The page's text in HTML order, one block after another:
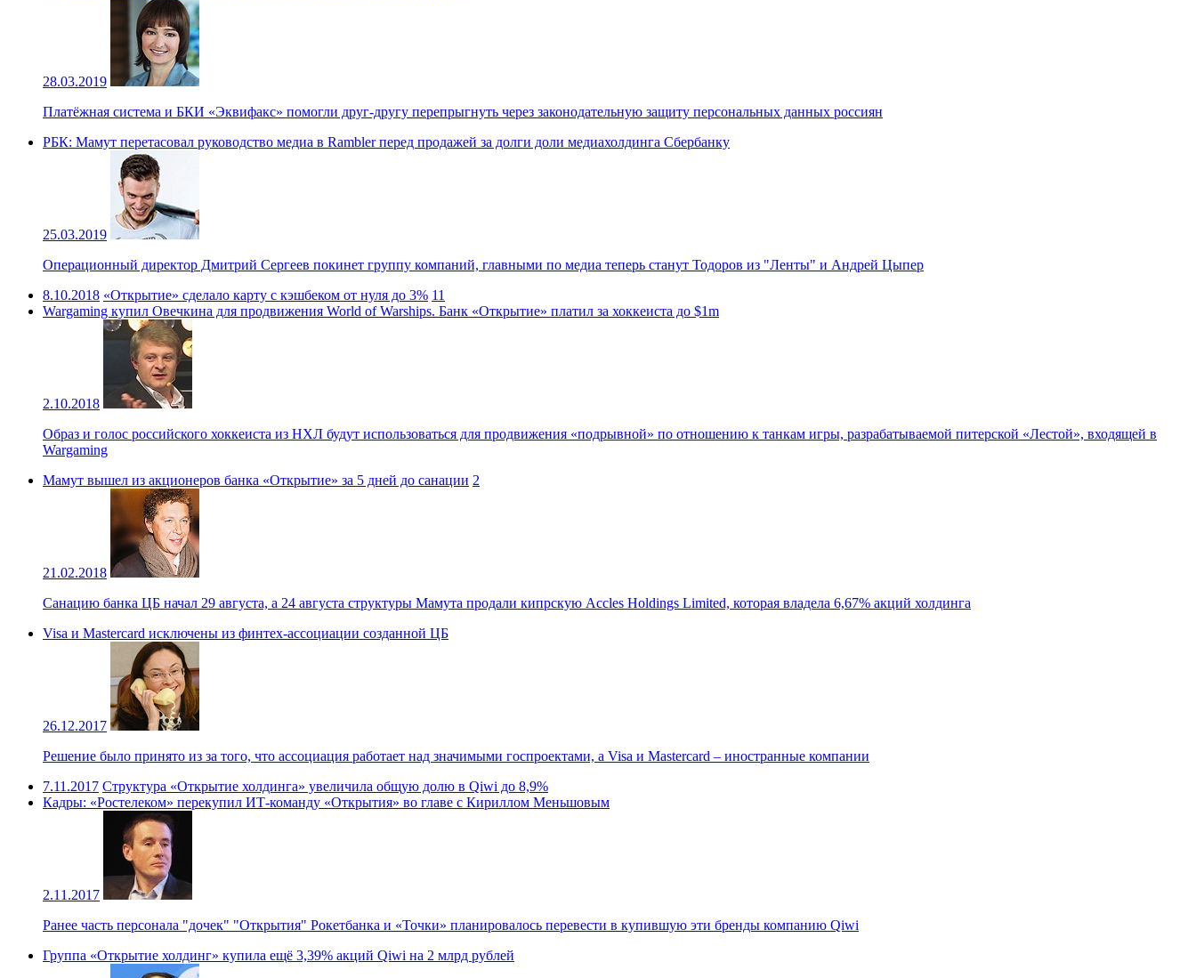
28.03.2019
Платёжная система и БКИ «Эквифакс» помогли друг-другу перепрыгнуть через законодательную защиту персональных данных россиян
РБК: Мамут перетасовал руководство медиа в Rambler перед продажей за долги доли медиахолдинга Сбербанку
25.03.2019
Операционный директор Дмитрий Сергеев покинет группу компаний, главными по медиа теперь станут Тодоров из "Ленты" и Андрей Цыпер
8.10.2018 «Открытие» сделало карту с кэшбеком от нуля до 3% 11
Wargaming купил Овечкина для продвижения World of Warships. Банк «Открытие» платил за хоккеиста до $1m
2.10.2018
Образ и голос российского хоккеиста из НХЛ будут использоваться для продвижения «подрывной» по отношению к танкам игры, разрабатываемой питерской «Лестой», входящей в
Wargaming
Мамут вышел из акционеров банка «Открытие» за 5 дней до санации 2
21.02.2018
Санацию банка ЦБ начал 29 августа, а 24 августа структуры Мамута продали кипрскую Accles Holdings Limited, которая владела 6,67% акций холдинга
Visa и Mastercard исключены из финтех-ассоциации созданной ЦБ
26.12.2017
Решение было принято из за того, что ассоциация работает над значимыми госпроектами, а Visa и Mastercard – иностранные компании
7.11.2017 Структура «Открытие холдинга» увеличила общую долю в Qiwi до 8,9%
Кадры: «Ростелеком» перекупил ИТ-команду «Открытия» во главе с Кириллом Меньшовым
2.11.2017
Ранее часть персонала "дочек" "Открытия" Рокетбанка и «Точки» планировалось перевести в купившую эти бренды компанию Qiwi
Группа «Открытие холдинг» купила ещё 3,39% акций Qiwi на 2 млрд рублей